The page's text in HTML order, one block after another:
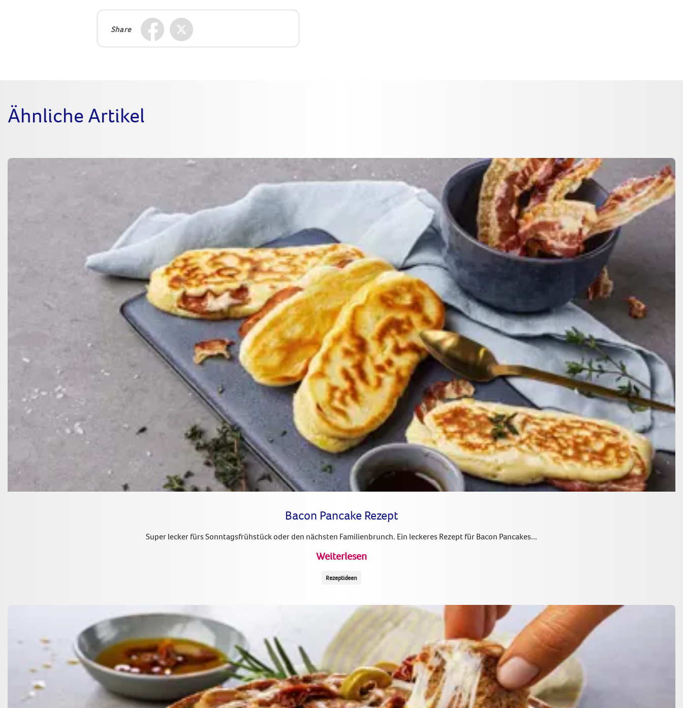
Share
Ähnliche Artikel
Bacon Pancake Rezept
Super lecker fürs Sonntagsfrühstück oder den nächsten Familienbrunch. Ein leckeres Rezept für Bacon Pancakes...
Weiterlesen
Rezeptideen